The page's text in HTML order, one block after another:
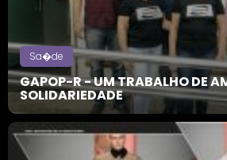
Sa�de
GAPOP-R - UM TRABALHO DE
SOLIDARIEDADE